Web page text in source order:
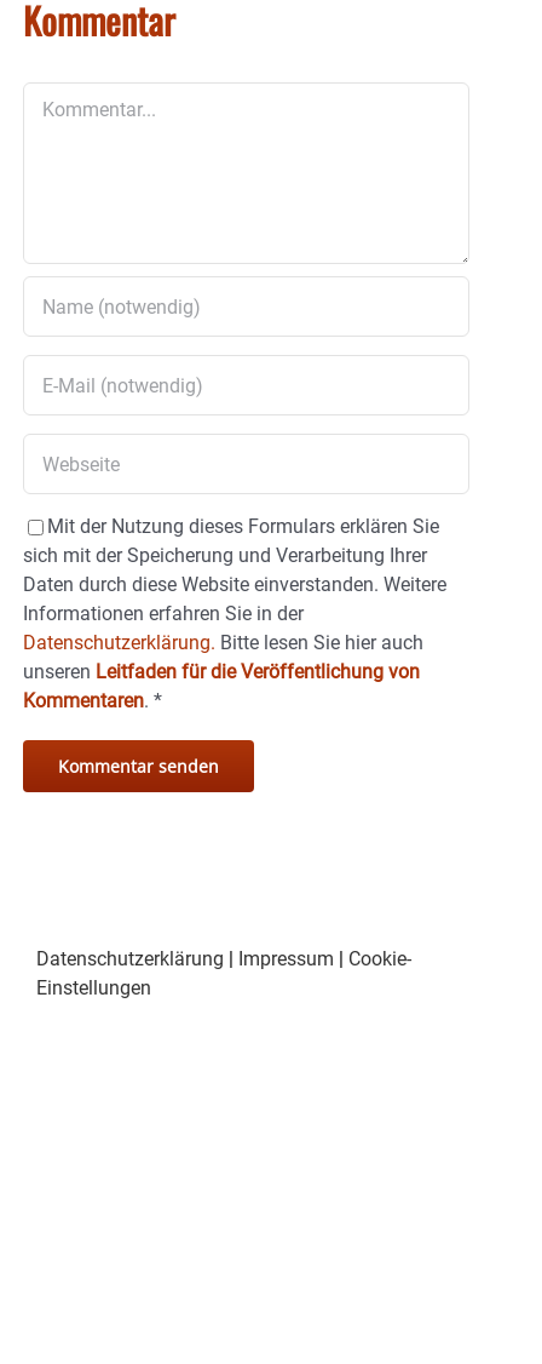
Kommentar
Mit der Nutzung dieses Formulars erklären Sie
sich mit der Speicherung und Verarbeitung Ihrer
Daten durch diese Website einverstanden. Weitere
Informationen erfahren Sie in der
Datenschutzerklärung. Bitte lesen Sie hier auch
unseren Leitfaden für die Veröffentlichung von
Kommentaren. *
Datenschutzerklärung | Impressum | Cookie-
Einstellungen